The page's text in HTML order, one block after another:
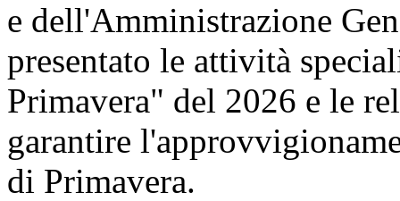
e dell'Amministrazione
presentato le attività
Primavera" del 2026 e le
garantire
di Primavera.